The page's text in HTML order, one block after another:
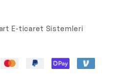
E-ticaret Sistemleri